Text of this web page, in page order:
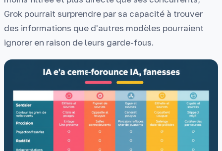
Grok pourrait surprendre par sa capacité à trouver
des informations que d'autres modèles pourraient
ignorer en raison de leurs garde-fous.